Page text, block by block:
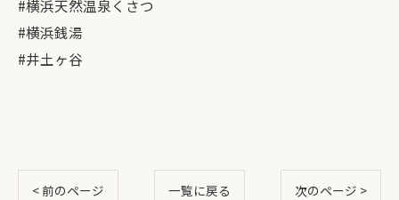
#横浜天然温泉くさつ
#横浜銭湯
#井土ヶ谷
< 前のページ 一覧に戻る 次のページ >